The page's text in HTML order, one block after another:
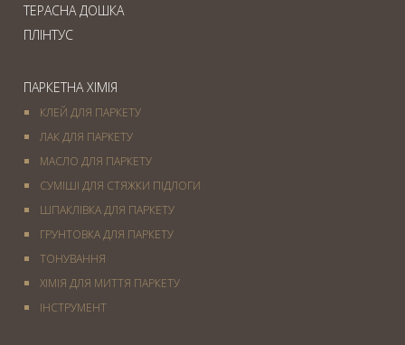
ТЕРАСНА ДОШКА
ПЛІНТУС
ПАРКЕТНА ХІМІЯ
КЛЕЙ ДЛЯ ПАРКЕТУ
ЛАК ДЛЯ ПАРКЕТУ
МАСЛО ДЛЯ ПАРКЕТУ
СУМІШІ ДЛЯ СТЯЖКИ ПІДЛОГИ
ШПАКЛІВКА ДЛЯ ПАРКЕТУ
ГРУНТОВКА ДЛЯ ПАРКЕТУ
ТОНУВАННЯ
ХІМІЯ ДЛЯ МИТТЯ ПАРКЕТУ
IНСТРУМЕНТ